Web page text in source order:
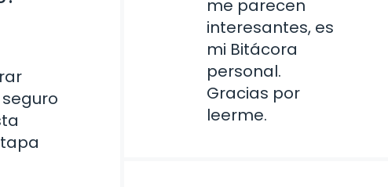
me parecen
interesantes, es
mi Bitácora
personal.
Gracias por
leerme.